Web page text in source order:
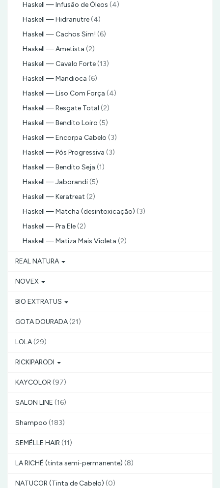
Haskell — Infusão de Óleos (4)
Haskell — Hidranutre (4)
Haskell — Cachos Sim! (6)
Haskell — Ametista (2)
Haskell — Cavalo Forte (13)
Haskell — Mandioca (6)
Haskell — Liso Com Força (4)
Haskell — Resgate Total (2)
Haskell — Bendito Loiro (5)
Haskell — Encorpa Cabelo (3)
Haskell — Pós Progressiva (3)
Haskell — Bendito Seja (1)
Haskell — Jaborandi (5)
Haskell — Keratreat (2)
Haskell — Matcha (desintoxicação) (3)
Haskell — Pra Ele (2)
Haskell — Matiza Mais Violeta (2)
REAL NATURA
NOVEX
BIO EXTRATUS
GOTA DOURADA(21)
LOLA(29)
RICKIPARODI
KAYCOLOR (97)
SALON LINE (16)
Shampoo (183)
SEMÉLLE HAIR (11)
LA RICHÉ (tinta semi-permanente) (8)
NATUCOR (Tinta de Cabelo) (0)